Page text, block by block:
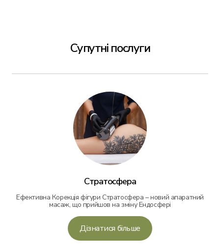
Супутні послуги
Стратосфера
Ефективна Корекція фігури Стратосфера – новий апаратний
масаж, що прийшов на зміну Ендосфері
Дізнатися більше